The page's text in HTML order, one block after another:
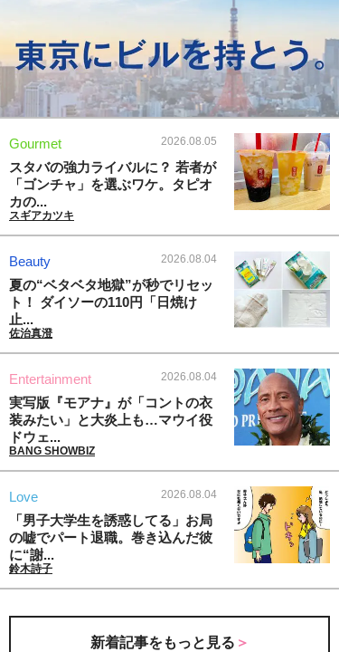
Gourmet 2026.08.05
スタバの強力ライバルに？ 若者が
「ゴンチャ」を選ぶワケ。タピオ
カの...
スギアカツキ
Beauty 2026.08.04
夏の“ベタベタ地獄”が秒でリセッ
ト！ ダイソーの110円「日焼け
止...
佐治真澄
Entertainment 2026.08.04
実写版『モアナ』が「コントの衣
装みたい」と大炎上も…マウイ役
ドウェ...
BANG SHOWBIZ
Love 2026.08.04
「男子大学生を誘惑してる」お局
の嘘でパート退職。巻き込んだ彼
に“謝...
鈴木詩子
新着記事をもっと見る